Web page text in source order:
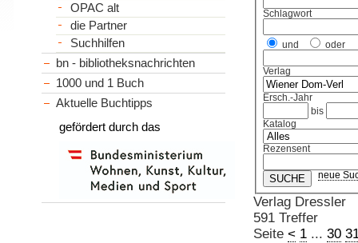
Schlagwort
und oder
Verlag
Ersch.-Jahr
bis
Katalog
Rezensent
neue
Verlag Dressler
591 Treffer
Seite < 1... 30
OPAC alt
die Partner
Suchhilfen
bn - bibliotheksnachrichten
1000 und 1 Buch
Aktuelle Buchtipps
gefördert durch das